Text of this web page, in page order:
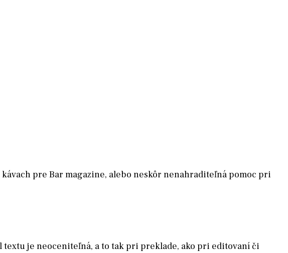
pre Bar magazine, alebo neskôr nenahraditeľná pomoc pri
textu je neoceniteľná, a to tak pri preklade, ako pri editovaní či